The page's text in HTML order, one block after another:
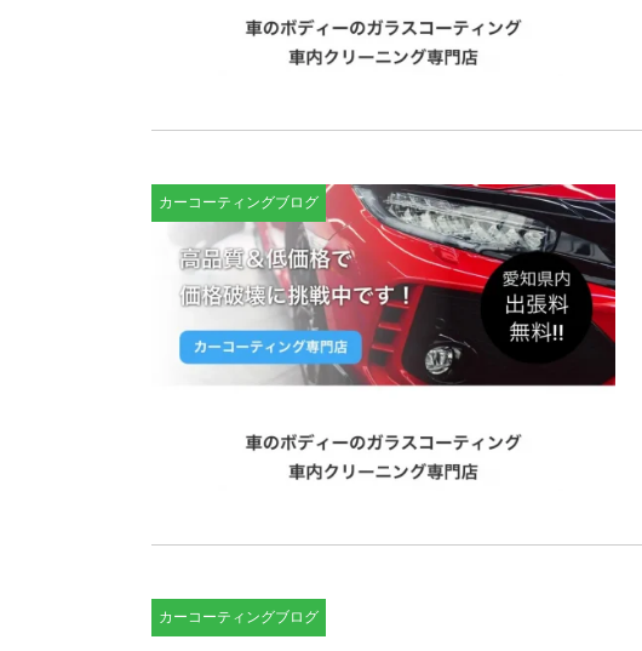
カーコーティングブログ
カーコーティングブログ